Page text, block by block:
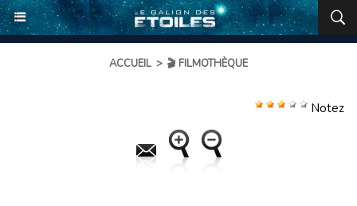
ACCUEIL > 🎬 FILMOTHÈQUE
Notez